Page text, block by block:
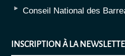
Conseil National des
INSCRIPTION À LA